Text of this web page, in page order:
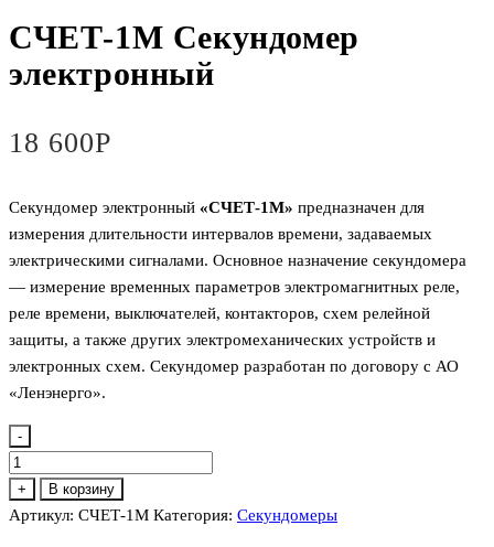
СЧЕТ-1М Секундомер
электронный
18 600Р
Секундомер электронный «СЧЕТ-1М» предназначен для
измерения длительности интервалов времени, задаваемых
электрическими сигналами. Основное назначение секундомера
— измерение временных параметров электромагнитных реле,
реле времени, выключателей, контакторов, схем релейной
защиты, а также других электромеханических устройств и
электронных схем. Секундомер разработан по договору с АО
«Ленэнерго».
-
Количество
товара
СЧЕТ-1М
+ В корзину
Артикул: СЧЕТ-1М Категория: Секундомеры